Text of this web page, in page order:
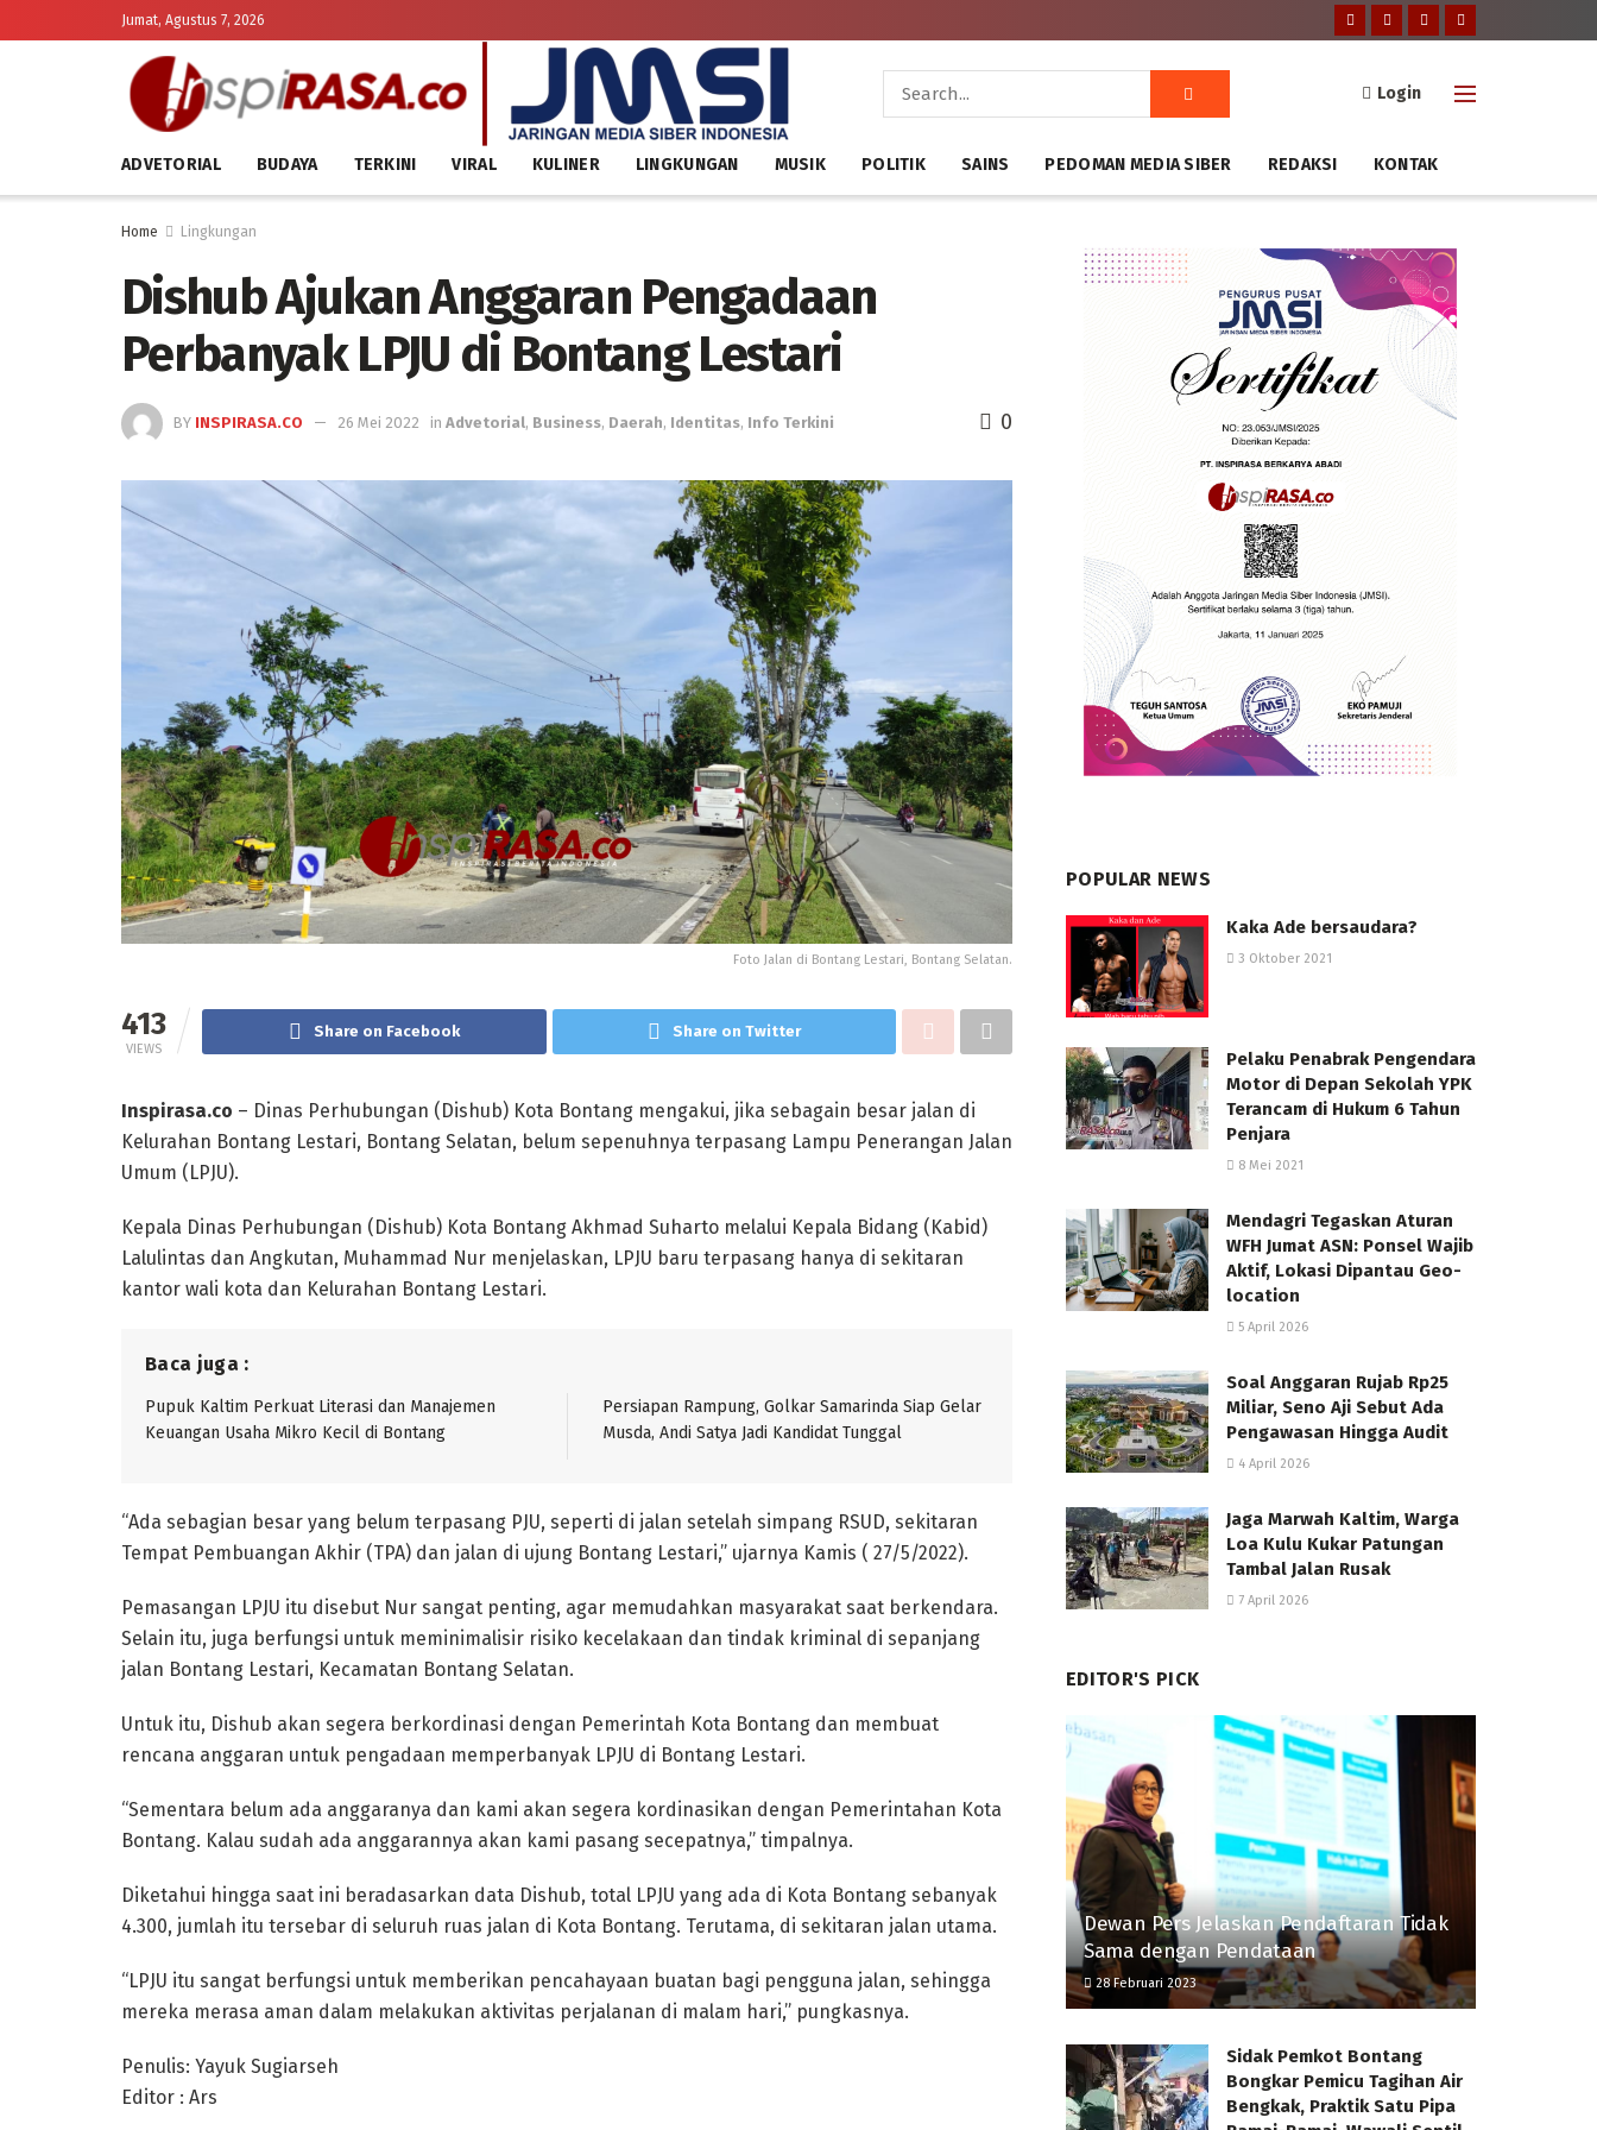
Jumat, Agustus 7, 2026
Login
ADVETORIAL BUDAYA TERKINI VIRAL KULINER LINGKUNGAN MUSIK POLITIK SAINS PEDOMAN MEDIA SIBER REDAKSI KONTAK
Home Lingkungan
Dishub Ajukan Anggaran Pengadaan
Perbanyak LPJU di Bontang Lestari
BY INSPIRASA.CO 26 Mei 2022 in Advetorial, Business, Daerah, Identitas, Info Terkini 0
Foto Jalan di Bontang Lestari, Bontang Selatan.
413
VIEWS
Share on Facebook Share on Twitter
Inspirasa.co – Dinas Perhubungan (Dishub) Kota Bontang mengakui, jika sebagain besar jalan di
Kelurahan Bontang Lestari, Bontang Selatan, belum sepenuhnya terpasang Lampu Penerangan Jalan
Umum (LPJU).
Kepala Dinas Perhubungan (Dishub) Kota Bontang Akhmad Suharto melalui Kepala Bidang (Kabid)
Lalulintas dan Angkutan, Muhammad Nur menjelaskan, LPJU baru terpasang hanya di sekitaran
kantor wali kota dan Kelurahan Bontang Lestari.
Baca juga :
Pupuk Kaltim Perkuat Literasi dan Manajemen
Keuangan Usaha Mikro Kecil di Bontang
Persiapan Rampung, Golkar Samarinda Siap Gelar
Musda, Andi Satya Jadi Kandidat Tunggal
“Ada sebagian besar yang belum terpasang PJU, seperti di jalan setelah simpang RSUD, sekitaran
Tempat Pembuangan Akhir (TPA) dan jalan di ujung Bontang Lestari,” ujarnya Kamis ( 27/5/2022).
Pemasangan LPJU itu disebut Nur sangat penting, agar memudahkan masyarakat saat berkendara.
Selain itu, juga berfungsi untuk meminimalisir risiko kecelakaan dan tindak kriminal di sepanjang
jalan Bontang Lestari, Kecamatan Bontang Selatan.
Untuk itu, Dishub akan segera berkordinasi dengan Pemerintah Kota Bontang dan membuat
rencana anggaran untuk pengadaan memperbanyak LPJU di Bontang Lestari.
“Sementara belum ada anggaranya dan kami akan segera kordinasikan dengan Pemerintahan Kota
Bontang. Kalau sudah ada anggarannya akan kami pasang secepatnya,” timpalnya.
Diketahui hingga saat ini beradasarkan data Dishub, total LPJU yang ada di Kota Bontang sebanyak
4.300, jumlah itu tersebar di seluruh ruas jalan di Kota Bontang. Terutama, di sekitaran jalan utama.
“LPJU itu sangat berfungsi untuk memberikan pencahayaan buatan bagi pengguna jalan, sehingga
mereka merasa aman dalam melakukan aktivitas perjalanan di malam hari,” pungkasnya.
Penulis: Yayuk Sugiarseh
Editor : Ars
POPULAR NEWS
Kaka Ade bersaudara?
3 Oktober 2021
Pelaku Penabrak Pengendara
Motor di Depan Sekolah YPK
Terancam di Hukum 6 Tahun
Penjara
8 Mei 2021
Mendagri Tegaskan Aturan
WFH Jumat ASN: Ponsel Wajib
Aktif, Lokasi Dipantau Geo-
location
5 April 2026
Soal Anggaran Rujab Rp25
Miliar, Seno Aji Sebut Ada
Pengawasan Hingga Audit
4 April 2026
Jaga Marwah Kaltim, Warga
Loa Kulu Kukar Patungan
Tambal Jalan Rusak
7 April 2026
EDITOR'S PICK
Dewan Pers Jelaskan Pendaftaran Tidak
Sama dengan Pendataan
28 Februari 2023
Sidak Pemkot Bontang
Bongkar Pemicu Tagihan Air
Bengkak, Praktik Satu Pipa